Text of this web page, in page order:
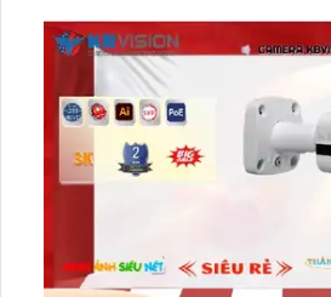
POE, camera không chỉ giữ được
còn có khả năng điều chỉnh thông